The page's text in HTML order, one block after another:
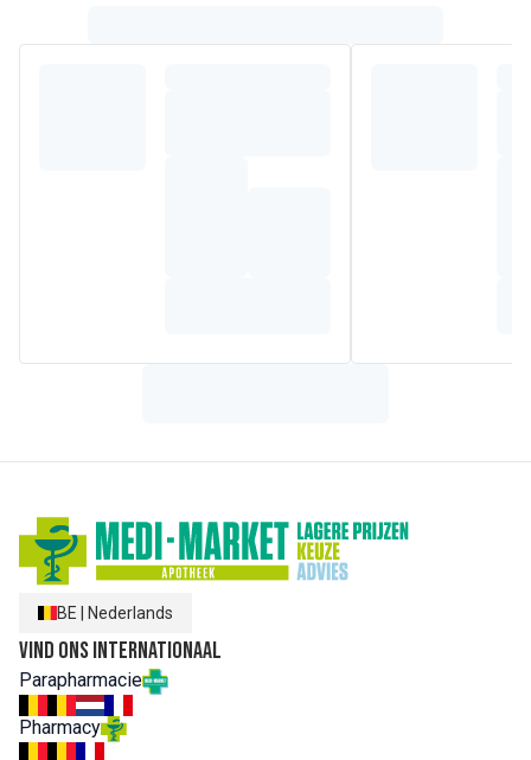
BE Nederlands
Vind ons internationaal
Parapharmacie
Pharmacy